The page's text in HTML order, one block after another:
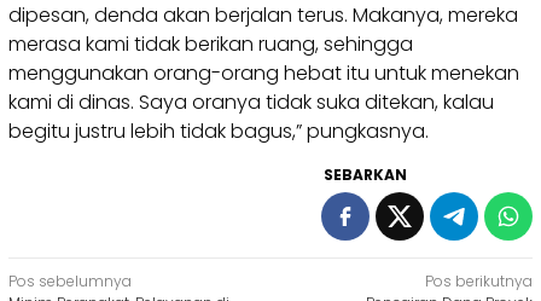
dipesan, denda akan berjalan terus. Makanya, mereka
merasa kami tidak berikan ruang, sehingga
menggunakan orang-orang hebat itu untuk menekan
kami di dinas. Saya oranya tidak suka ditekan, kalau
begitu justru lebih tidak bagus,” pungkasnya.
SEBARKAN
Navigasi
Pos sebelumnya
Pos berikutnya